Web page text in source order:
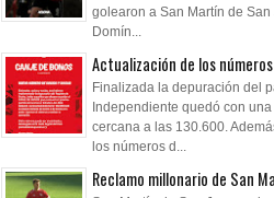
golearon a San Martín de
Domín...
Actualización de los
Finalizada la depuración del
Independiente quedó con
cercana a las 130.600.
los números d...
Reclamo millonario de San